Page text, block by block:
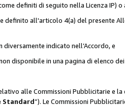
definiti di seguito nella Licenza
definito all'articolo 4(a) del presente
indicato nell’Accordo, e
disponibile in una pagina di elenco
alle Commissioni Pubblicitarie e
Standard”). Le Commissioni